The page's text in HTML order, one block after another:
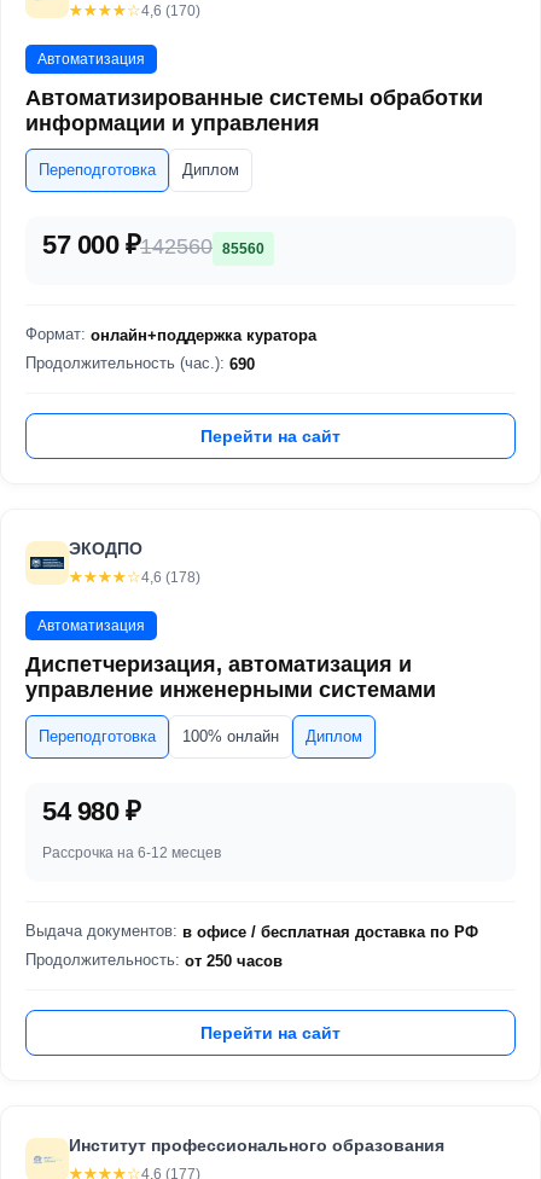
☆☆☆☆☆
★★★★★4,6 (170)
Автоматизация
Автоматизированные системы обработки
информации и управления
Переподготовка Диплом
57 000 ₽142560 85560
Формат: онлайн+поддержка куратора
Продолжительность (час.): 690
Перейти на сайт
ЭКОДПО
☆☆☆☆☆
★★★★★4,6 (178)
Автоматизация
Диспетчеризация, автоматизация и
управление инженерными системами
Переподготовка 100% онлайн Диплом
54 980 ₽
Рассрочка на 6-12 месцев
Выдача документов: в офисе / бесплатная доставка по РФ
Продолжительность: от 250 часов
Перейти на сайт
Институт профессионального образования
☆☆☆☆☆
★★★★★4,6 (177)